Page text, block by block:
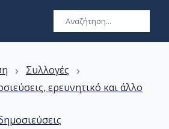
› Συλλογές ›
ερευνητικό και άλλο